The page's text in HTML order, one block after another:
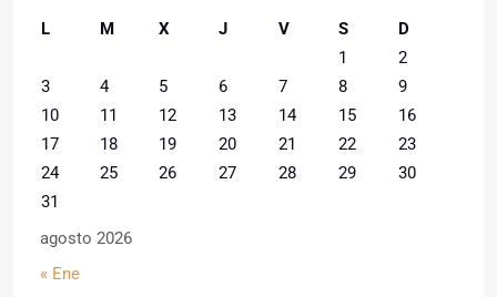
agosto 2026
L M X J V S
D
1
2
3
4 5 6 7 8
9
10
11 12 13 14 15
16
17
18 19 20 21 22
23
24
25 26 27 28 29
30
31
« Ene